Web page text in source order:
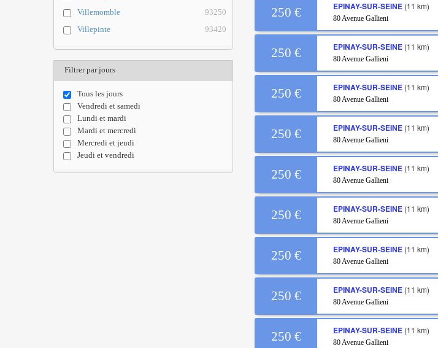
Villemomble
93250
Villepinte
93420
Filtrer par jours
Tous les jours
Vendredi et samedi
Lundi et mardi
Mardi et mercredi
Mercredi et jeudi
Jeudi et vendredi
250 € EPINAY-SUR-SEINE(11 km)
80 Avenue Gallieni
250 € EPINAY-SUR-SEINE(11 km)
80 Avenue Gallieni
250 € EPINAY-SUR-SEINE(11 km)
80 Avenue Gallieni
250 € EPINAY-SUR-SEINE(11 km)
80 Avenue Gallieni
250 € EPINAY-SUR-SEINE(11 km)
80 Avenue Gallieni
250 € EPINAY-SUR-SEINE(11 km)
80 Avenue Gallieni
250 € EPINAY-SUR-SEINE(11 km)
80 Avenue Gallieni
250 € EPINAY-SUR-SEINE(11 km)
80 Avenue Gallieni
250 € EPINAY-SUR-SEINE(11 km)
80 Avenue Gallieni